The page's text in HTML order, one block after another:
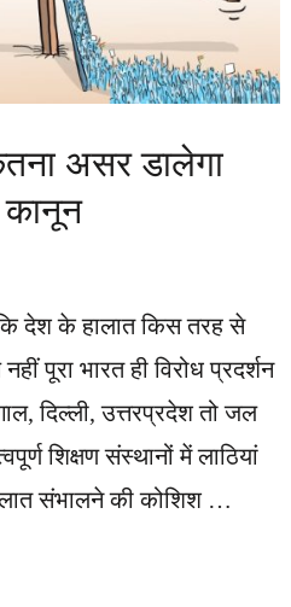
असर डालेगा
कानून
देश के हालात किस तरह से
पूरा भारत ही विरोध प्रदर्शन
दिल्ली, उत्तरप्रदेश तो जल
शिक्षण संस्थानों में लाठियां
संभालने की कोशिश …